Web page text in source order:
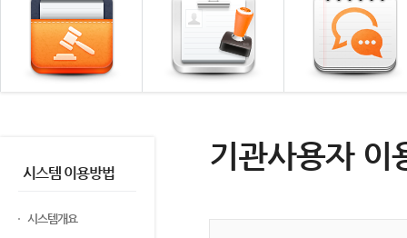
시스템 이용방법
시스템개요
기관사용자 이